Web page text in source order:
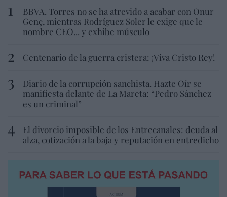
BBVA. Torres no se ha atrevido a acabar con Onur
Genç, mientras Rodríguez Soler le exige que le
nombre CEO... y exhibe músculo
Centenario de la guerra cristera: ¡Viva Cristo Rey!
Diario de la corrupción sanchista. Hazte Oír se
manifiesta delante de La Mareta: “Pedro Sánchez
es un criminal”
El divorcio imposible de los Entrecanales: deuda al
alza, cotización a la baja y reputación en entredicho